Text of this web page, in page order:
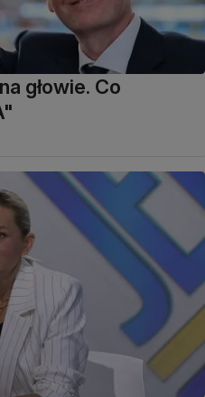
głowie. Co